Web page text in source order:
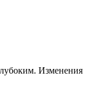
Изменения